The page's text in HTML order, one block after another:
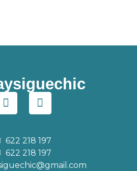
622 218 197
622 218 197